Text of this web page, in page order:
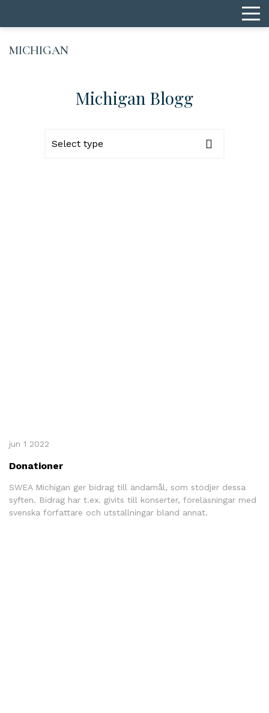
MICHIGAN
Michigan Blogg
Select type
jun 1 2022
Donationer
SWEA Michigan ger bidrag till ändamål, som stödjer dessa
syften. Bidrag har t.ex. givits till konserter, föreläsningar med
svenska författare och utställningar bland annat.